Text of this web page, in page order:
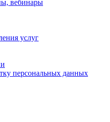
вебинары
услуг
персональных данных